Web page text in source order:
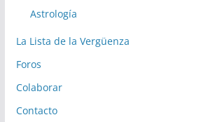
Astrología
La Lista de la Vergüenza
Foros
Colaborar
Contacto